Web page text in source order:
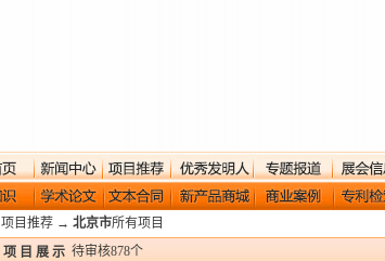
项目推荐 → 北京市所有项目
项 目 展 示 待审核878个